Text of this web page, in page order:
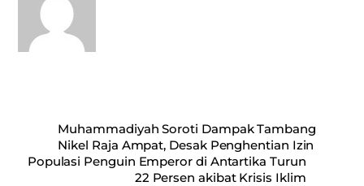
Muhammadiyah Soroti Dampak Tambang
Nikel Raja Ampat, Desak Penghentian Izin
Populasi Penguin Emperor di Antartika Turun
22 Persen akibat Krisis Iklim